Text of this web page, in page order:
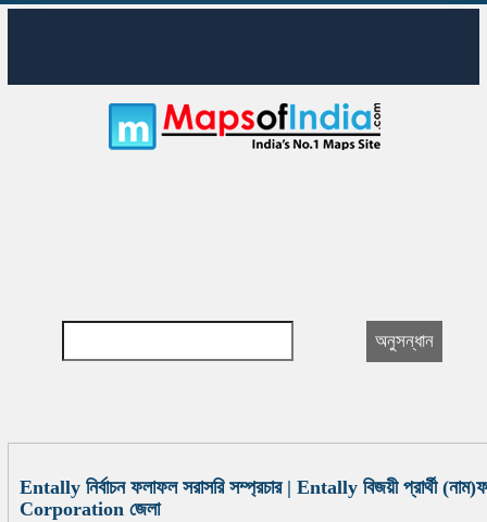
Entally নির্বাচন ফলাফল সরাসরি সম্প্রচার | Entally বিজয়ী প্রার্থী
Corporation জেলা